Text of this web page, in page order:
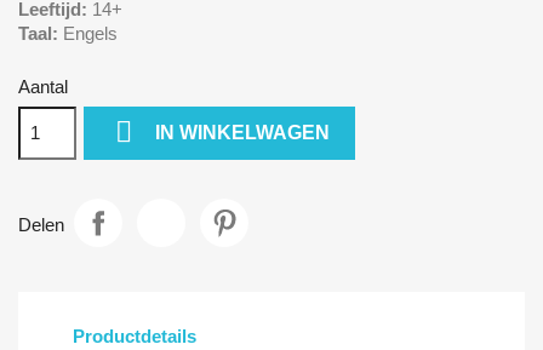
Leeftijd: 14+
Taal: Engels
Aantal
 IN WINKELWAGEN
Delen
Productdetails